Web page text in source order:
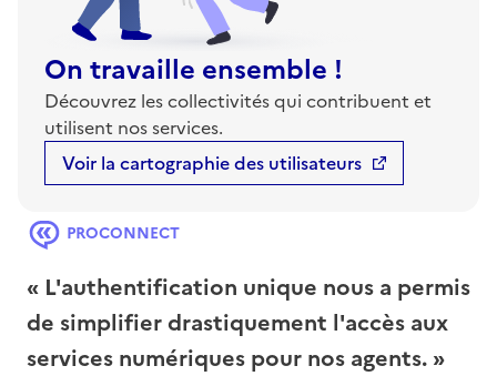
On travaille ensemble !
Découvrez les collectivités qui contribuent et
utilisent nos services.
Voir la cartographie des utilisateurs
« L'authentification unique nous a permis
de simplifier drastiquement l'accès aux
services numériques pour nos agents. »